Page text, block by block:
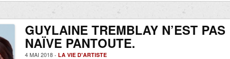
GUYLAINE TREMBLAY N’EST PAS
NAÏVE PANTOUTE.
4 MAI 2018 - LA VIE D'ARTISTE